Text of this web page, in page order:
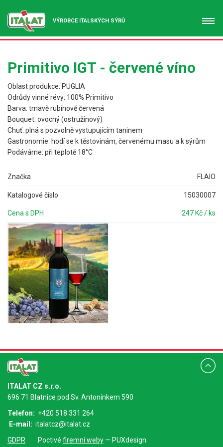
VÝROBCE ITALSKÝCH SÝRŮ
Primitivo IGT - červené víno
Oblast produkce: PUGLIA
Odrůdy vinné révy: 100% Primitivo
Barva: tmavě rubínově červená
Bouquet: ovocný (ostružinový)
Chuť: plná s pozvolně vystupujícím taninem
Gastronomie: hodí se k těstovinám, červenému masu a k sýrům
Podáváme: při teplotě 18°C
Značka FLAIO
Katalogové číslo 15030007
Cena s DPH 247 Kč / ks
ITALAT CZ s.r.o.
696 71 Blatnice pod Sv. Antonínkem 590
Telefon: +420 518 331 264
E-mail: italatcz@italat.cz
GDPR
Poctivé firemní weby — PUXdesign.